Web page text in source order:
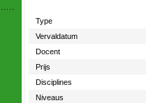
Type
Vervaldatum
Docent
Prijs
Disciplines
Niveaus